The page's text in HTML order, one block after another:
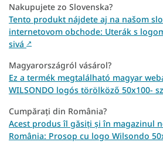
Nakupujete zo Slovenska?
Tento produkt nájdete aj na našom
internetovom obchode: Uterák s
sivá ↗
Magyarországról vásárol?
Ez a termék megtalálható magyar
WILSONDO logós törölköző 50x100-
Cumpărați din România?
Acest produs îl găsiți și în magazinul
România: Prosop cu logo Wilsondo